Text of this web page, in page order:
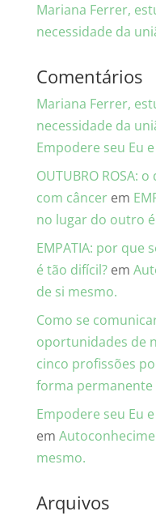
Mariana Ferrer,
necessidade da
Comentários
Mariana Ferrer,
necessidade da
Empodere seu Eu
OUTUBRO ROSA:
com câncerem
no lugar do outro
EMPATIA: por que
é tão difícil?em
de si mesmo.
Como se
oportunidades de
cinco profissões
forma permanente
Empodere seu Eu
em
mesmo.
Arquivos